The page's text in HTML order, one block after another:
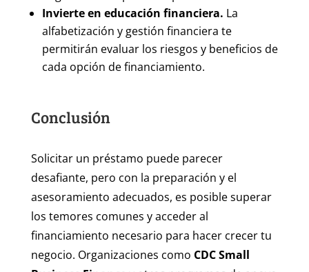
Invierte en educación financiera. La
alfabetización y gestión financiera te
permitirán evaluar los riesgos y beneficios de
cada opción de financiamiento.
Conclusión
Solicitar un préstamo puede parecer
desafiante, pero con la preparación y el
asesoramiento adecuados, es posible superar
los temores comunes y acceder al
financiamiento necesario para hacer crecer tu
negocio. Organizaciones como CDC Small